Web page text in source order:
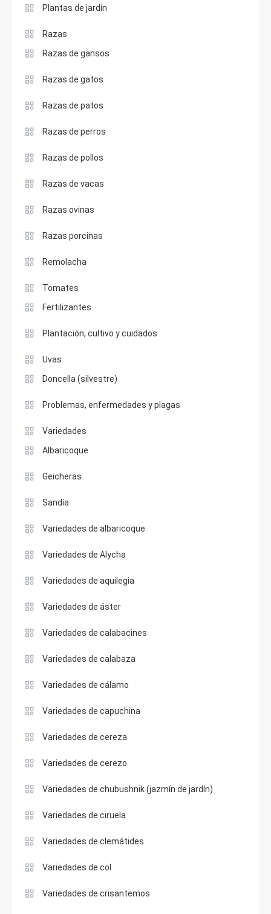
Plantas de jardín
Razas
Razas de gansos
Razas de gatos
Razas de patos
Razas de perros
Razas de pollos
Razas de vacas
Razas ovinas
Razas porcinas
Remolacha
Tomates
Fertilizantes
Plantación, cultivo y cuidados
Uvas
Doncella (silvestre)
Problemas, enfermedades y plagas
Variedades
Albaricoque
Geicheras
Sandía
Variedades de albaricoque
Variedades de Alycha
Variedades de aquilegia
Variedades de áster
Variedades de calabacines
Variedades de calabaza
Variedades de cálamo
Variedades de capuchina
Variedades de cereza
Variedades de cerezo
Variedades de chubushnik (jazmín de jardín)
Variedades de ciruela
Variedades de clemátides
Variedades de col
Variedades de crisantemos